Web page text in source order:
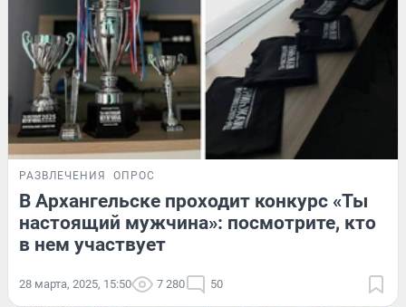
РАЗВЛЕЧЕНИЯ ОПРОС
В Архангельске проходит конкурс «Ты
настоящий мужчина»: посмотрите, кто
в нем участвует
28 марта, 2025, 15:50 7 280 50